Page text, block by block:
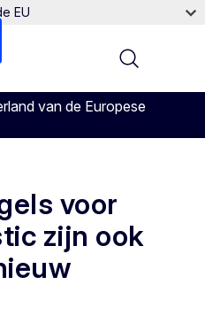
EU
van de Europese
voor
zijn ook